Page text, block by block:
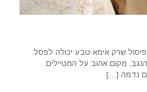
פיסול שרק אימא טבע יכולה לפסל.
מקום אהוב על המטיילים
נדמה […]